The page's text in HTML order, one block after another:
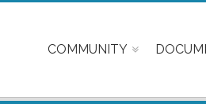
COMMUNITY